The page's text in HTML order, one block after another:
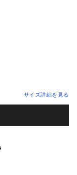
サイズ詳細を見る